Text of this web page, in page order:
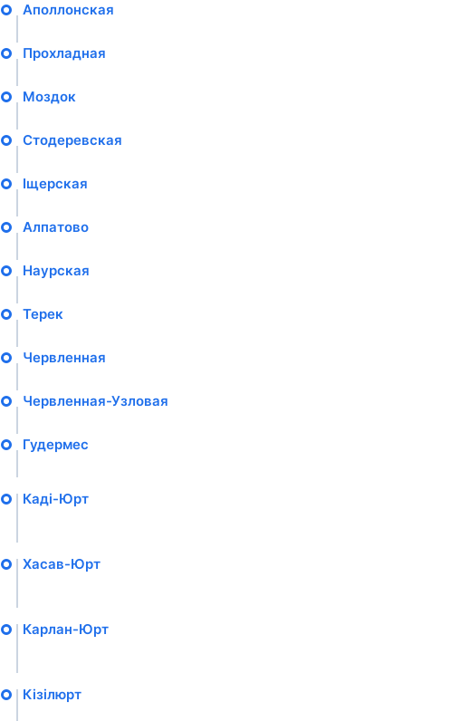
Аполлонская
Прохладная
Моздок
Стодеревская
Іщерская
Алпатово
Наурская
Терек
Червленная
Червленная-Узловая
Гудермес
Каді-Юрт
Хасав-Юрт
Карлан-Юрт
Кізілюрт